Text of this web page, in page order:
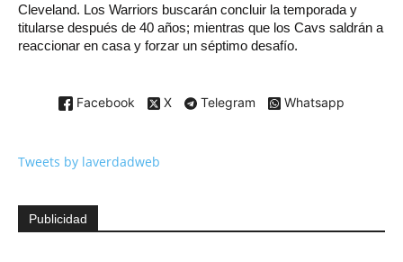
Cleveland. Los Warriors buscarán concluir la temporada y
titularse después de 40 años; mientras que los Cavs saldrán a
reaccionar en casa y forzar un séptimo desafío.
Facebook X Telegram Whatsapp
Tweets by laverdadweb
Publicidad